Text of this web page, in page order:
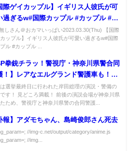
際ゲイカップル】イギリス人彼氏が可
過ぎるw#国際カップル #カップル #国
イカップル #同性カップル
しさん＠おカマいっぱい2023.03.30(Thu) 【国際
ップル】イギリス人彼氏が可愛い過ぎるw#国際
ル #カップル ...
拳銃チラッ！警視庁・神奈川県警合同
！】レアなエルグランド警護車も！岸
田総理大臣の演説警備 連行される人も
選挙最終日に行われた岸田総理の演説・警備の
す！ 見どころ満載！ 前後の演説会場が神奈川県
ため、警視庁と神奈川県警の合同警護...
報】アダモちゃん、島崎俊郎さん死去
//img-c.net/output/category/anime.js
//img...